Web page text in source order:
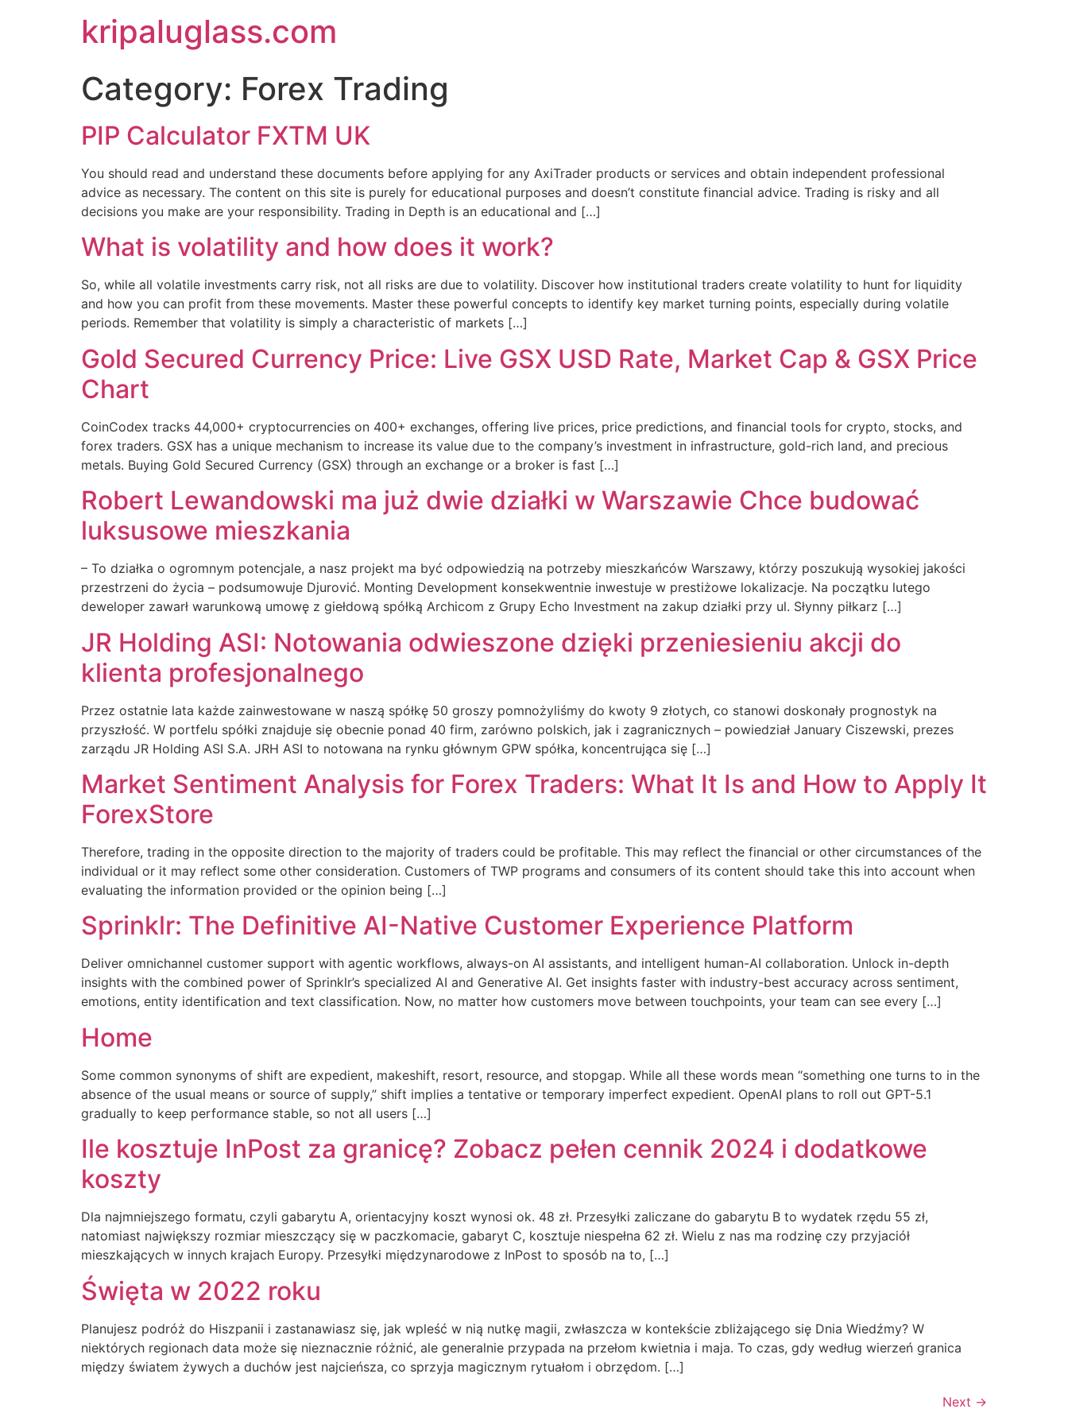
kripaluglass.com
Category: Forex Trading
PIP Calculator FXTM UK
You should read and understand these documents before applying for any AxiTrader products or services and obtain independent professional
advice as necessary. The content on this site is purely for educational purposes and doesn’t constitute financial advice. Trading is risky and all
decisions you make are your responsibility. Trading in Depth is an educational and […]
What is volatility and how does it work?
So, while all volatile investments carry risk, not all risks are due to volatility. Discover how institutional traders create volatility to hunt for liquidity
and how you can profit from these movements. Master these powerful concepts to identify key market turning points, especially during volatile
periods. Remember that volatility is simply a characteristic of markets […]
Gold Secured Currency Price: Live GSX USD Rate, Market Cap & GSX Price
Chart
CoinCodex tracks 44,000+ cryptocurrencies on 400+ exchanges, offering live prices, price predictions, and financial tools for crypto, stocks, and
forex traders. GSX has a unique mechanism to increase its value due to the company’s investment in infrastructure, gold-rich land, and precious
metals. Buying Gold Secured Currency (GSX) through an exchange or a broker is fast […]
Robert Lewandowski ma już dwie działki w Warszawie Chce budować
luksusowe mieszkania
– To działka o ogromnym potencjale, a nasz projekt ma być odpowiedzią na potrzeby mieszkańców Warszawy, którzy poszukują wysokiej jakości
przestrzeni do życia – podsumowuje Djurović. Monting Development konsekwentnie inwestuje w prestiżowe lokalizacje. Na początku lutego
deweloper zawarł warunkową umowę z giełdową spółką Archicom z Grupy Echo Investment na zakup działki przy ul. Słynny piłkarz […]
JR Holding ASI: Notowania odwieszone dzięki przeniesieniu akcji do
klienta profesjonalnego
Przez ostatnie lata każde zainwestowane w naszą spółkę 50 groszy pomnożyliśmy do kwoty 9 złotych, co stanowi doskonały prognostyk na
przyszłość. W portfelu spółki znajduje się obecnie ponad 40 firm, zarówno polskich, jak i zagranicznych – powiedział January Ciszewski, prezes
zarządu JR Holding ASI S.A. JRH ASI to notowana na rynku głównym GPW spółka, koncentrująca się […]
Market Sentiment Analysis for Forex Traders: What It Is and How to Apply It
ForexStore
Therefore, trading in the opposite direction to the majority of traders could be profitable. This may reflect the financial or other circumstances of the
individual or it may reflect some other consideration. Customers of TWP programs and consumers of its content should take this into account when
evaluating the information provided or the opinion being […]
Sprinklr: The Definitive AI-Native Customer Experience Platform
Deliver omnichannel customer support with agentic workflows, always-on AI assistants, and intelligent human-AI collaboration. Unlock in-depth
insights with the combined power of Sprinklr’s specialized AI and Generative AI. Get insights faster with industry-best accuracy across sentiment,
emotions, entity identification and text classification. Now, no matter how customers move between touchpoints, your team can see every […]
Home
Some common synonyms of shift are expedient, makeshift, resort, resource, and stopgap. While all these words mean “something one turns to in the
absence of the usual means or source of supply,” shift implies a tentative or temporary imperfect expedient. OpenAI plans to roll out GPT-5.1
gradually to keep performance stable, so not all users […]
Ile kosztuje InPost za granicę? Zobacz pełen cennik 2024 i dodatkowe
koszty
Dla najmniejszego formatu, czyli gabarytu A, orientacyjny koszt wynosi ok. 48 zł. Przesyłki zaliczane do gabarytu B to wydatek rzędu 55 zł,
natomiast największy rozmiar mieszczący się w paczkomacie, gabaryt C, kosztuje niespełna 62 zł. Wielu z nas ma rodzinę czy przyjaciół
mieszkających w innych krajach Europy. Przesyłki międzynarodowe z InPost to sposób na to, […]
Święta w 2022 roku
Planujesz podróż do Hiszpanii i zastanawiasz się, jak wpleść w nią nutkę magii, zwłaszcza w kontekście zbliżającego się Dnia Wiedźmy? W
niektórych regionach data może się nieznacznie różnić, ale generalnie przypada na przełom kwietnia i maja. To czas, gdy według wierzeń granica
między światem żywych a duchów jest najcieńsza, co sprzyja magicznym rytuałom i obrzędom. […]
Next →